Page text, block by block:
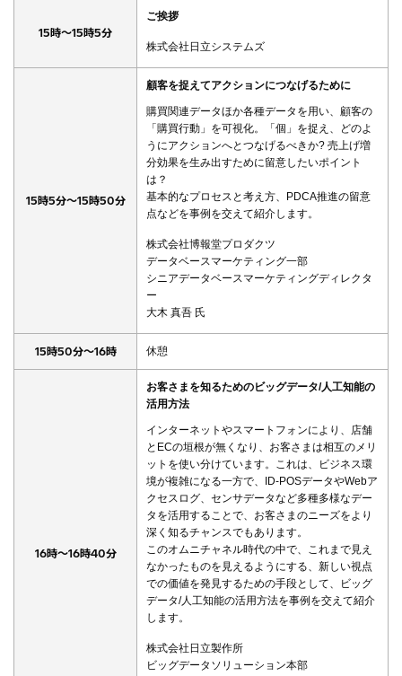
15時～15時5分
ご挨拶
株式会社日立システムズ
15時5分～15時50分
顧客を捉えてアクションにつなげるために
購買関連データほか各種データを用い、顧客の
「購買行動」を可視化。「個」を捉え、どのよ
うにアクションへとつなげるべきか? 売上げ増
分効果を生み出すために留意したいポイント
は？
基本的なプロセスと考え方、PDCA推進の留意
点などを事例を交えて紹介します。
株式会社博報堂プロダクツ
データベースマーケティング一部
シニアデータベースマーケティングディレクタ
ー
大木 真吾 氏
15時50分～16時 休憩
16時～16時40分
お客さまを知るためのビッグデータ/人工知能の
活用方法
インターネットやスマートフォンにより、店舗
とECの垣根が無くなり、お客さまは相互のメリ
ットを使い分けています。これは、ビジネス環
境が複雑になる一方で、ID-POSデータやWebア
クセスログ、センサデータなど多種多様なデー
タを活用することで、お客さまのニーズをより
深く知るチャンスでもあります。
このオムニチャネル時代の中で、これまで見え
なかったものを見えるようにする、新しい視点
での価値を発見するための手段として、ビッグ
データ/人工知能の活用方法を事例を交えて紹介
します。
株式会社日立製作所
ビッグデータソリューション本部